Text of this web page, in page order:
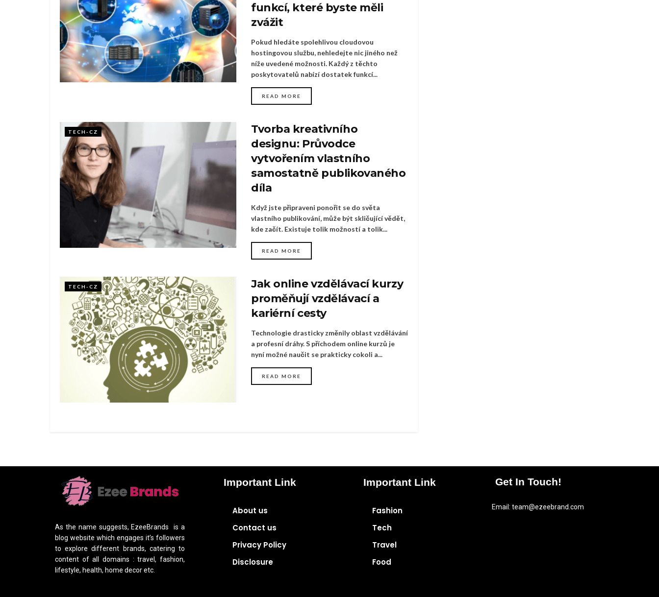
funkcí, které byste měli
zvážit
Pokud hledáte spolehlivou cloudovou
hostingovou službu, nehledejte nic jiného než
níže uvedené možnosti. Každý z těchto
poskytovatelů nabízí dostatek funkcí...
READ MORE
TECH-CZ
Tvorba kreativního
designu: Průvodce
vytvořením vlastního
samostatně publikovaného
díla
Když jste připraveni ponořit se do světa
vlastního publikování, může být skličující vědět,
kde začít. Existuje tolik možností a tolik...
READ MORE
TECH-CZ
Jak online vzdělávací kurzy
proměňují vzdělávací a
kariérní cesty
Technologie drasticky změnily oblast vzdělávání
a profesní dráhy. S příchodem online kurzů je
nyní možné naučit se prakticky cokoli a...
READ MORE
As the name suggests, EzeeBrands is a
blog website which engages it’s followers
to explore different brands, catering to
content of all domains : travel, fashion,
lifestyle, health, home decor etc.
Important Link
About us
Contact us
Privacy Policy
Disclosure
Important Link
Fashion
Tech
Travel
Food
Get In Touch!
Email: team@ezeebrand.com